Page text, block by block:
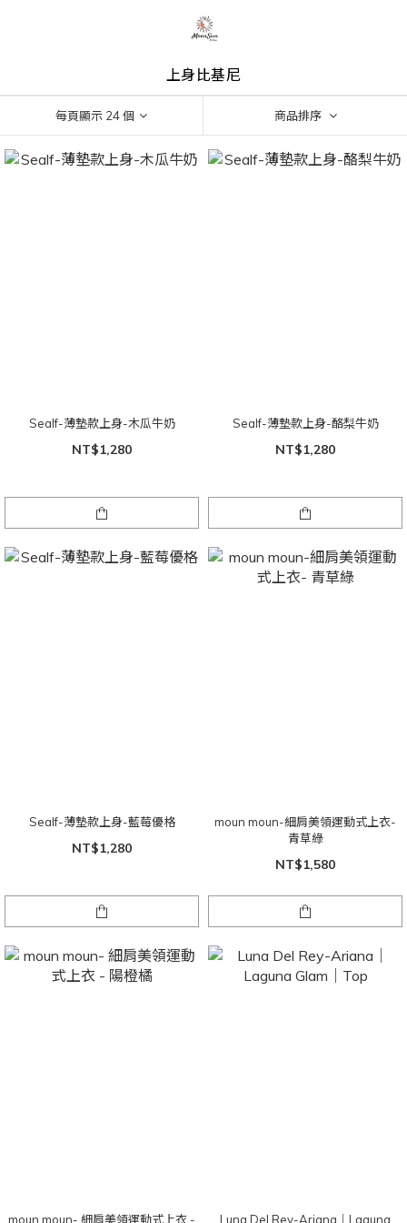
上身比基尼
每頁顯示 24 個 商品排序
Sealf-薄墊款上身-木瓜牛奶
NT$1,280
Sealf-薄墊款上身-酪梨牛奶
NT$1,280
Sealf-薄墊款上身-藍莓優格
NT$1,280
moun moun-細肩美領運動式上衣-
青草綠
NT$1,580
moun moun- 細肩美領運動式上衣 - Luna Del Rey-Ariana｜Laguna